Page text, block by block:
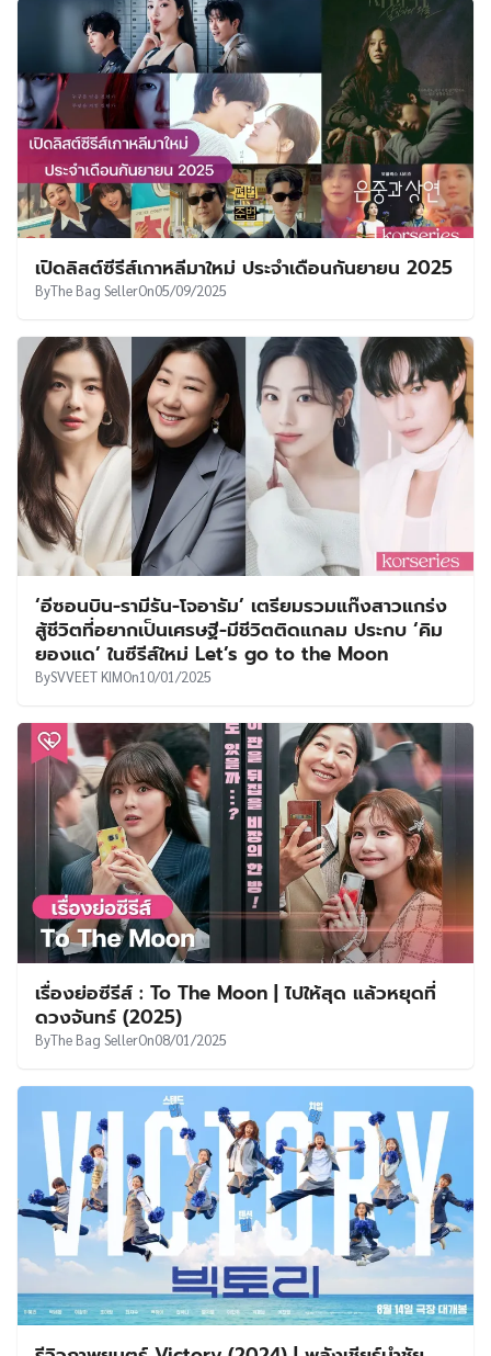
เปิดลิสต์ซีรีส์เกาหลีมาใหม่ ประจำเดือนกันยายน 2025
ByThe Bag SellerOn05/09/2025
‘อีซอนบิน-รามีรัน-โจอารัม’ เตรียมรวมแก๊งสาวแกร่ง
สู้ชีวิตที่อยากเป็นเศรษฐี-มีชีวิตติดแกลม ประกบ ‘คิม
ยองแด’ ในซีรีส์ใหม่ Let’s go to the Moon
BySVVEET KIMOn10/01/2025
เรื่องย่อซีรีส์ : To The Moon | ไปให้สุด แล้วหยุดที่
ดวงจันทร์ (2025)
ByThe Bag SellerOn08/01/2025